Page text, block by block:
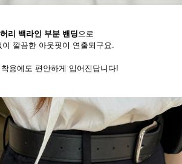
허리 백라인 부분 밴딩으로
이 깔끔한 아웃핏이 연출되구요.
용에도 편안하게 입어진답니다!